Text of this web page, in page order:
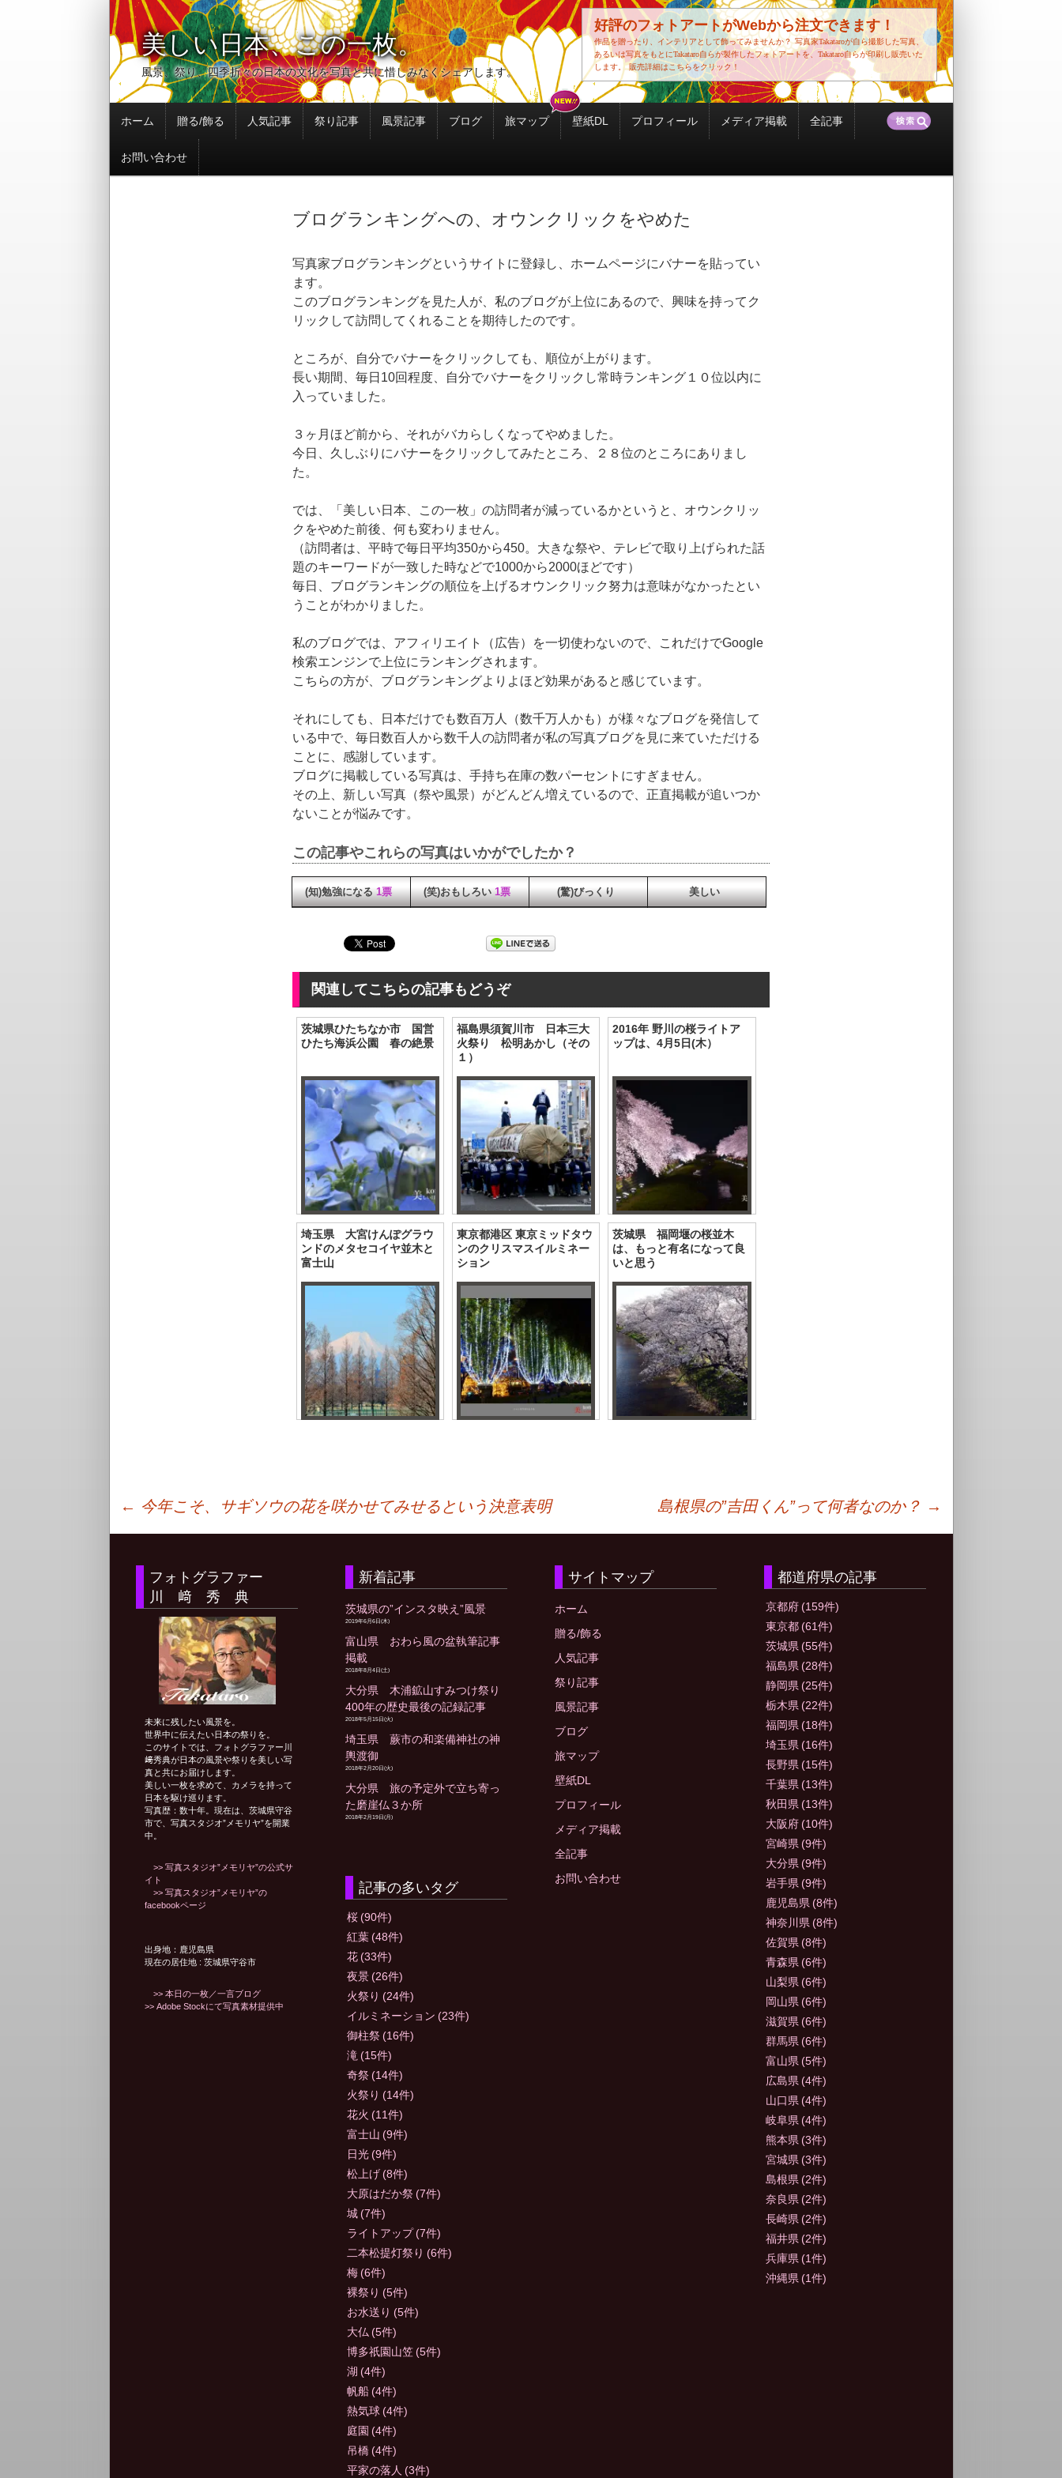
美しい日本、この一枚。
風景、祭り、四季折々の日本の文化を写真と共に惜しみなくシェアします。
好評のフォトアートがWebから注文できます！
作品を贈ったり、インテリアとして飾ってみませんか？ 写真家Takataroが自ら撮影した写真、
あるいは写真をもとにTakataro自らが製作したフォトアートを、Takataro自らが印刷し販売いた
します。 販売詳細はこちらをクリック！
ホーム 贈る/飾る 人気記事 祭り記事 風景記事 ブログ 旅マップ 壁紙DL プロフィール メディア掲載 全記事
お問い合わせ
検
索:
ブログランキングへの、オウンクリックをやめた
写真家ブログランキングというサイトに登録し、ホームページにバナーを貼ってい
ます。
このブログランキングを見た人が、私のブログが上位にあるので、興味を持ってク
リックして訪問してくれることを期待したのです。
ところが、自分でバナーをクリックしても、順位が上がります。
長い期間、毎日10回程度、自分でバナーをクリックし常時ランキング１０位以内に
入っていました。
３ヶ月ほど前から、それがバカらしくなってやめました。
今日、久しぶりにバナーをクリックしてみたところ、２８位のところにありまし
た。
では、「美しい日本、この一枚」の訪問者が減っているかというと、オウンクリッ
クをやめた前後、何も変わりません。
（訪問者は、平時で毎日平均350から450。大きな祭や、テレビで取り上げられた話
題のキーワードが一致した時などで1000から2000ほどです）
毎日、ブログランキングの順位を上げるオウンクリック努力は意味がなかったとい
うことがわかりました。
私のブログでは、アフィリエイト（広告）を一切使わないので、これだけでGoogle
検索エンジンで上位にランキングされます。
こちらの方が、ブログランキングよりよほど効果があると感じています。
それにしても、日本だけでも数百万人（数千万人かも）が様々なブログを発信して
いる中で、毎日数百人から数千人の訪問者が私の写真ブログを見に来ていただける
ことに、感謝しています。
ブログに掲載している写真は、手持ち在庫の数パーセントにすぎません。
その上、新しい写真（祭や風景）がどんどん増えているので、正直掲載が追いつか
ないことが悩みです。
この記事やこれらの写真はいかがでしたか？
(知)勉強になる 1票 (笑)おもしろい 1票 (驚)びっくり 美しい
関連してこちらの記事もどうぞ
茨城県ひたちなか市 国営
ひたち海浜公園 春の絶景
福島県須賀川市 日本三大
火祭り 松明あかし（その
１）
2016年 野川の桜ライトア
ップは、4月5日(木）
埼玉県 大宮けんぽグラウ
ンドのメタセコイヤ並木と
富士山
東京都港区 東京ミッドタウ
ンのクリスマスイルミネー
ション
茨城県 福岡堰の桜並木
は、もっと有名になって良
いと思う
投
稿
ナ
ゲ
ー
シ
ン
← 今年こそ、サギソウの花を咲かせてみせるという決意表明 島根県の”吉田くん”って何者なのか？ →
フォトグラファー
川 﨑 秀 典
未来に残したい風景を。
世界中に伝えたい日本の祭りを。
このサイトでは、フォトグラファー川
﨑秀典が日本の風景や祭りを美しい写
真と共にお届けします。
美しい一枚を求めて、カメラを持って
日本を駆け巡ります。
写真歴：数十年。現在は、茨城県守谷
市で、写真スタジオ”メモリヤ”を開業
中。
>> 写真スタジオ”メモリヤ”の公式サ
イト
>> 写真スタジオ”メモリヤ”の
facebookページ
出身地：鹿児島県
現在の居住地 : 茨城県守谷市
>> 本日の一枚／一言ブログ
>> Adobe Stockにて写真素材提供中
新着記事
茨城県の”インスタ映え”風景
2019年6月6日(木)
富山県 おわら風の盆執筆記事
掲載
2018年8月4日(土)
大分県 木浦鉱山すみつけ祭り
400年の歴史最後の記録記事
2018年5月15日(火)
埼玉県 蕨市の和楽備神社の神
輿渡御
2018年2月20日(火)
大分県 旅の予定外で立ち寄っ
た磨崖仏３か所
2018年2月19日(月)
サイトマップ
ホーム
贈る/飾る
人気記事
祭り記事
風景記事
ブログ
旅マップ
壁紙DL
プロフィール
メディア掲載
全記事
お問い合わせ
都道府県の記事
京都府 (159件)
東京都 (61件)
茨城県 (55件)
福島県 (28件)
静岡県 (25件)
栃木県 (22件)
福岡県 (18件)
埼玉県 (16件)
長野県 (15件)
千葉県 (13件)
秋田県 (13件)
大阪府 (10件)
宮崎県 (9件)
大分県 (9件)
岩手県 (9件)
鹿児島県 (8件)
神奈川県 (8件)
佐賀県 (8件)
青森県 (6件)
山梨県 (6件)
岡山県 (6件)
滋賀県 (6件)
群馬県 (6件)
富山県 (5件)
広島県 (4件)
山口県 (4件)
岐阜県 (4件)
熊本県 (3件)
宮城県 (3件)
島根県 (2件)
奈良県 (2件)
長崎県 (2件)
福井県 (2件)
兵庫県 (1件)
沖縄県 (1件)
記事の多いタグ
桜 (90件)
紅葉 (48件)
花 (33件)
夜景 (26件)
火祭り (24件)
イルミネーション (23件)
御柱祭 (16件)
滝 (15件)
奇祭 (14件)
火祭り (14件)
花火 (11件)
富士山 (9件)
日光 (9件)
松上げ (8件)
大原はだか祭 (7件)
城 (7件)
ライトアップ (7件)
二本松提灯祭り (6件)
梅 (6件)
裸祭り (5件)
お水送り (5件)
大仏 (5件)
博多祇園山笠 (5件)
湖 (4件)
帆船 (4件)
熱気球 (4件)
庭園 (4件)
吊橋 (4件)
平家の落人 (3件)